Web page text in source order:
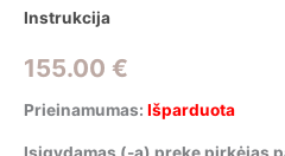
Instrukcija
155.00 €
Prieinamumas: Išparduota